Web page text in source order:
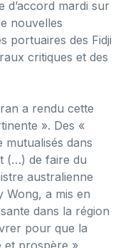
d’accord mardi sur
nouvelles
portuaires des Fidji
critiques et des
a rendu cette
». Des «
dans
(…) de faire du
australienne
Wong, a mis en
dans la région
pour que la
et prospère ».